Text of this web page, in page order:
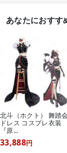
あなたにおすす
北斗（ホクト） 舞踏会
ドレス コスプレ衣装
『原...
33,888円